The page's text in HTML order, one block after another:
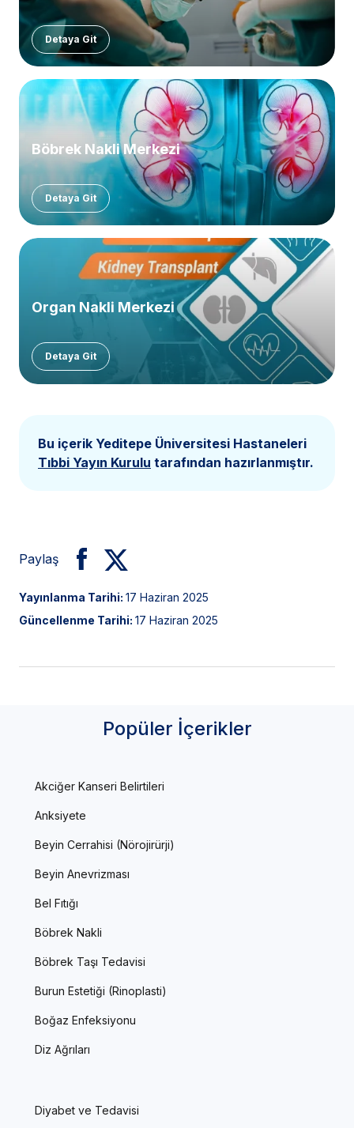
Detaya Git
Böbrek Nakli Merkezi
Detaya Git
Organ Nakli Merkezi
Detaya Git
Bu içerik Yeditepe Üniversitesi Hastaneleri
Tıbbi Yayın Kurulu tarafından hazırlanmıştır.
Paylaş
Yayınlanma Tarihi: 17 Haziran 2025
Güncellenme Tarihi: 17 Haziran 2025
Popüler İçerikler
Akciğer Kanseri Belirtileri
Anksiyete
Beyin Cerrahisi (Nörojirürji)
Beyin Anevrizması
Bel Fıtığı
Böbrek Nakli
Böbrek Taşı Tedavisi
Burun Estetiği (Rinoplasti)
Boğaz Enfeksiyonu
Diz Ağrıları
Diyabet ve Tedavisi